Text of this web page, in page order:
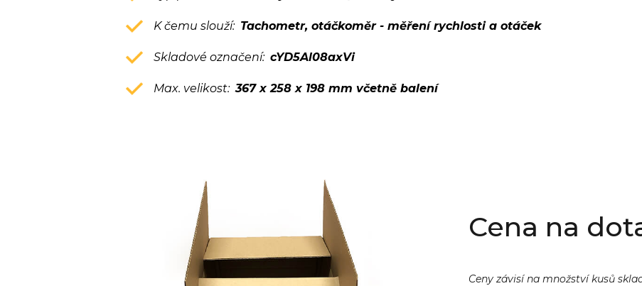
K čemu slouží: Tachometr, otáčkoměr - měření rychlosti a otáček
Skladové označení: cYD5Al08axVi
Max. velikost:367 x 258 x 198 mm včetně balení
Cena na
Ceny závisí na množství kusů